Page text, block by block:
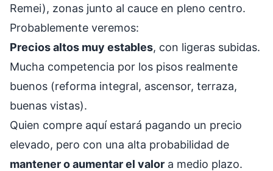
Remei), zonas junto al cauce en pleno centro.
Probablemente veremos:
Precios altos muy estables, con ligeras subidas.
Mucha competencia por los pisos realmente
buenos (reforma integral, ascensor, terraza,
buenas vistas).
Quien compre aquí estará pagando un precio
elevado, pero con una alta probabilidad de
mantener o aumentar el valor a medio plazo.